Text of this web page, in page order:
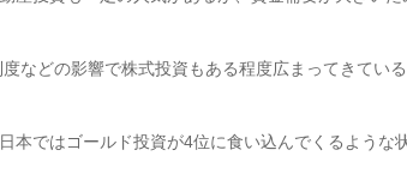
などの影響で株式投資もある程度広まってきてい
本ではゴールド投資が4位に食い込んでくるような